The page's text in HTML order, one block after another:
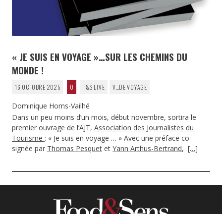
« JE SUIS EN VOYAGE »…SUR LES CHEMINS DU
MONDE !
16 OCTOBRE 2025 0 F&S LIVE V…DE VOYAGE
Dominique Homs-Vailhé
Dans un peu moins d’un mois, début novembre, sortira le
premier ouvrage de l’AJT, Association des Journalistes du
Tourisme : « Je suis en voyage … » Avec une préface co-
signée par Thomas Pesquet et Yann Arthus-Bertrand, […]